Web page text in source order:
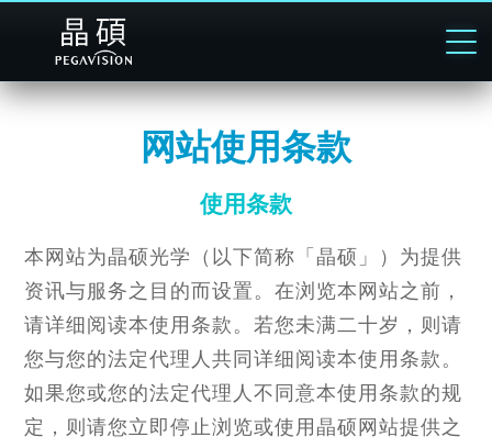
网站使用条款
使用条款
本网站为晶硕光学（以下简称「晶硕」）为提供
资讯与服务之目的而设置。在浏览本网站之前，
请详细阅读本使用条款。若您未满二十岁，则请
您与您的法定代理人共同详细阅读本使用条款。
如果您或您的法定代理人不同意本使用条款的规
定，则请您立即停止浏览或使用晶硕网站提供之